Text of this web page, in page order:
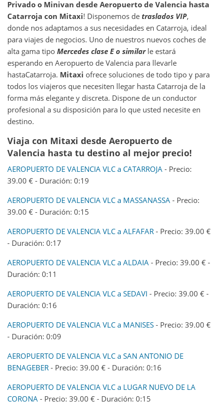
Privado o Minivan desde Aeropuerto de Valencia hasta
Catarroja con Mitaxi! Disponemos de traslados VIP,
donde nos adaptamos a sus necesidades en Catarroja, ideal
para viajes de negocios. Uno de nuestros nuevos coches de
alta gama tipo Mercedes clase E o similarle estará
esperando en Aeropuerto de Valencia para llevarle
hastaCatarroja. Mitaxi ofrece soluciones de todo tipo y para
todos los viajeros que necesiten llegar hasta Catarroja de la
forma más elegante y discreta. Dispone de un conductor
profesional a su disposición para lo que usted necesite en
destino.
Viaja con Mitaxi desde Aeropuerto de
Valencia hasta tu destino al mejor precio!
AEROPUERTO DE VALENCIA VLC a CATARROJA - Precio:
39.00 € - Duración: 0:19
AEROPUERTO DE VALENCIA VLC a MASSANASSA - Precio:
39.00 € - Duración: 0:15
AEROPUERTO DE VALENCIA VLC a ALFAFAR - Precio: 39.00 €
- Duración: 0:17
AEROPUERTO DE VALENCIA VLC a ALDAIA - Precio: 39.00 € -
Duración: 0:11
AEROPUERTO DE VALENCIA VLC a SEDAVI - Precio: 39.00 € -
Duración: 0:16
AEROPUERTO DE VALENCIA VLC a MANISES - Precio: 39.00 €
- Duración: 0:09
AEROPUERTO DE VALENCIA VLC a SAN ANTONIO DE
BENAGEBER - Precio: 39.00 € - Duración: 0:16
AEROPUERTO DE VALENCIA VLC a LUGAR NUEVO DE LA
CORONA - Precio: 39.00 € - Duración: 0:15